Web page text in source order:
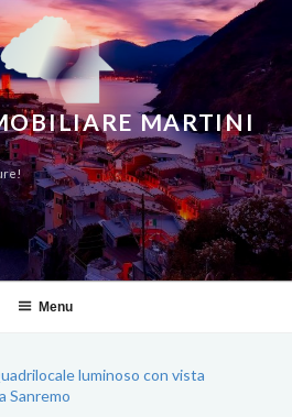
MARTINI
Menu
luminoso con vista
Sanremo